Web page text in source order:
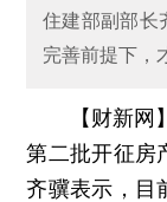
住建部副部长
完善前提下，
【财新网
第二批开征房
齐骥表示，目